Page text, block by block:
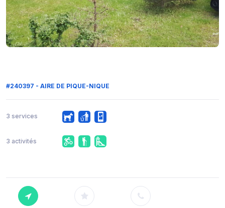
#240397 - AIRE DE PIQUE-NIQUE
3 services
3 activités